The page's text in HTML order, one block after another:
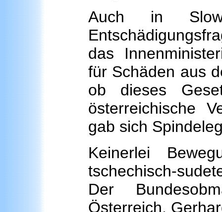
Auch in
das
für Schäden aus
ob dieses
österreichische
gab sich
Keinerlei
tschechisch-
Der
Österreich,